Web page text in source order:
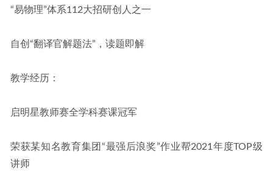
“易物理”体系112大招研创人之一
自创“翻译官解题法”，读题即解
教学经历：
启明星教师赛全学科赛课冠军
荣获某知名教育集团“最强后浪奖”作业帮2021年度TOP级
讲师